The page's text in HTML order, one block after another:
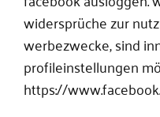
widersprüche zur
werbezwecke, sind
profileinstellungen
https://